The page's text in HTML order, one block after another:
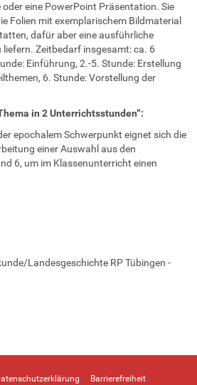
eine PowerPoint Präsentation. Sie
Folien mit exemplarischem Bildmaterial
dafür aber eine ausführliche
Zeitbedarf insgesamt: ca. 6
Einführung, 2.-5. Stunde: Erstellung
6. Stunde: Vorstellung der
in 2 Unterrichtsstunden“:
epochalem Schwerpunkt eignet sich die
einer Auswahl aus den
6, um im Klassenunterricht einen
Landesgeschichte RP Tübingen -
Barrierefreiheit